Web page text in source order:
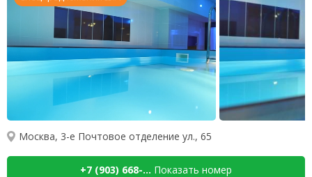
Москва, 3-е Почтовое отделение ул., 65
+7 (903) 668-... Показать номер